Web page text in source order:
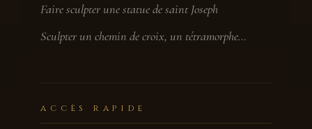
Faire sculpter une statue de saint Joseph
Sculpter un chemin de croix, un tétramorphe…
ACCÈS RAPIDE